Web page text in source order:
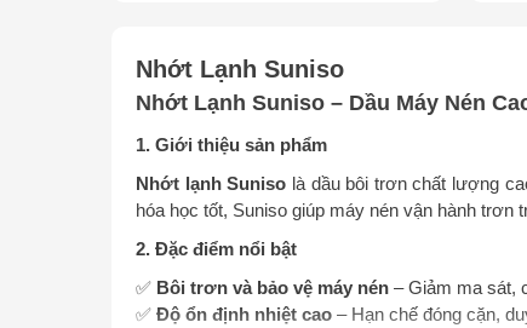
Nhớt Lạnh Suniso
Nhớt Lạnh Suniso – Dầu Máy Nén
1. Giới thiệu sản phẩm
Nhớt lạnh Suniso là dầu bôi trơn chất lượng
hóa học tốt, Suniso giúp máy nén vận hành trơn
2. Đặc điểm nổi bật
✅ Bôi trơn và bảo vệ máy nén – Giảm ma sát,
✅ Độ ổn định nhiệt cao – Hạn chế đóng cặn,